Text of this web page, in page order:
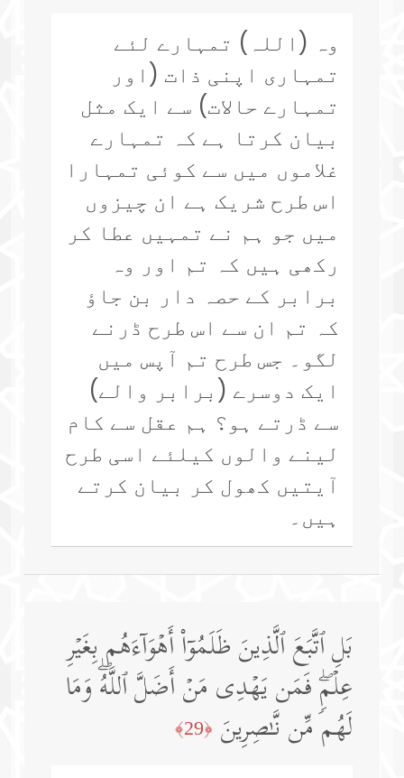
وہ (اللہ) تمہارے لئے
تمہاری اپنی ذات (اور
تمہارے حالات) سے ایک مثل
بیان کرتا ہے کہ تمہارے
غلاموں میں سے کوئی تمہارا
اس طرح شریک ہے ان چیزوں
میں جو ہم نے تمہیں عطا کر
رکھی ہیں کہ تم اور وہ
برابر کے حصہ دار بن جاؤ
کہ تم ان سے اس طرح ڈرنے
لگو۔ جس طرح تم آپس میں
ایک دوسرے (برابر والے)
سے ڈرتے ہو؟ ہم عقل سے کام
لینے والوں کیلئے اسی طرح
آیتیں کھول کر بیان کرتے
ہیں۔
بَلِ ٱتَّبَعَ ٱلَّذِینَ ظَلَمُوۤا۟ أَهۡوَاۤءَهُم بِغَیۡرِ
عِلۡمࣲۖ فَمَن یَهۡدِی مَنۡ أَضَلَّ ٱللَّهُۖ وَمَا
لَهُم مِّن نَّـٰصِرِینَ ﴿29﴾